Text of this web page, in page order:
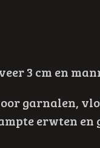
3 cm en
garnalen,
erwten